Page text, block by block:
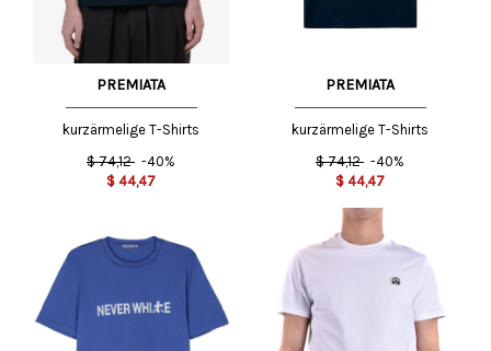
PREMIATA
kurzärmelige T-Shirts
$ 74,12 -40%
$ 44,47
PREMIATA
kurzärmelige T-Shirts
$ 74,12 -40%
$ 44,47